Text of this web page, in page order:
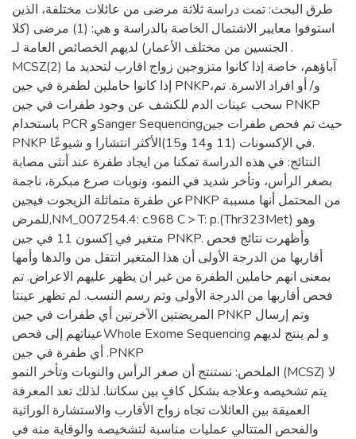
طرق البحث: تمت دراسة ثلاثة مرضى من عائلات مختلفة، الذين
استوفوا معايير الاشتمال الخاصة بالدراسة و هي: (1) مرضى (كلا
الجنسين من مختلف الأعمار) لديهم الخصائص العامة لـ .
MCSZ(2) آباؤهم، خاصة إذا كانوا متزوجين زواج اقارب لتحديد ما
إذا كانوا حاملين لطفرة في جين PNKP،و/ أو افراد الاسرة. تم
سحب عينات الدم للكشف عن وجود طفرات في جين PNKP
باستخدام PCR وSanger Sequencingحيث تم فحص طفرات جين
PNKP في الإكسونات (11 و14 و15)الأكثر انتشارا و شيوعًا.
النتائج: في هذه الدراسة تمكنا من ايجاد طفرة عند أنثى مصابة
بصغر الرأس، وتأخر شديد في النمو، ونوبات صرع مبكرة، ناجمة
عن طفرة متماثلة الزيجوت فيجينPNKP من المحتمل أنها مسببة
للمرض,NM_007254.4: c.968 C > T: p.(Thr323Met) وهو
متغير في إكسون 11 في جين PNKP. وأظهرت نتائج فحص
أقاربها من الدرجة الأولى أن هذا المتغير انتقل من والدها وأمها
بمعنى انهم حاملين الطفرة من غير ان يظهر عليهم الاعراض. تم
فحص أقاربها من الدرجة الأولى وتم رسم النسب. لم تظهر عينتا
المريضتين الآخرتين أي طفرات في جين PNKP وتم إرسال
عيناتهم إلى فحصWhole Exome Sequencing و لم ينتج لديهم
أي طفرة في جين .PNKP
الملخص: نستنتج أن صغر الرأس والنوبات وتأخر النمو (MCSZ) لا
يتم تشخيصه وعلاجه بشكل كافٍ بين سكاننا. لذلك تعد المعرفة
العميقة بين العائلات تجاه زواج الأقارب والاستشارة الوراثية
والفحص المتتالي عمليات مناسبة لتشخيصه والوقاية منه في